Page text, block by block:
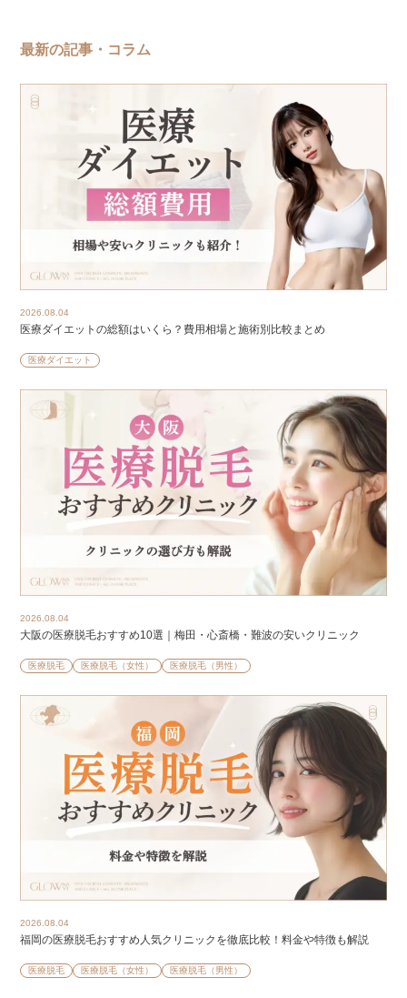
最新の記事・コラム
2026.08.04
医療ダイエットの総額はいくら？費用相場と施術別比較まとめ
医療ダイエット
2026.08.04
大阪の医療脱毛おすすめ10選｜梅田・心斎橋・難波の安いクリニック
医療脱毛 医療脱毛（女性） 医療脱毛（男性）
2026.08.04
福岡の医療脱毛おすすめ人気クリニックを徹底比較！料金や特徴も解説
医療脱毛 医療脱毛（女性） 医療脱毛（男性）